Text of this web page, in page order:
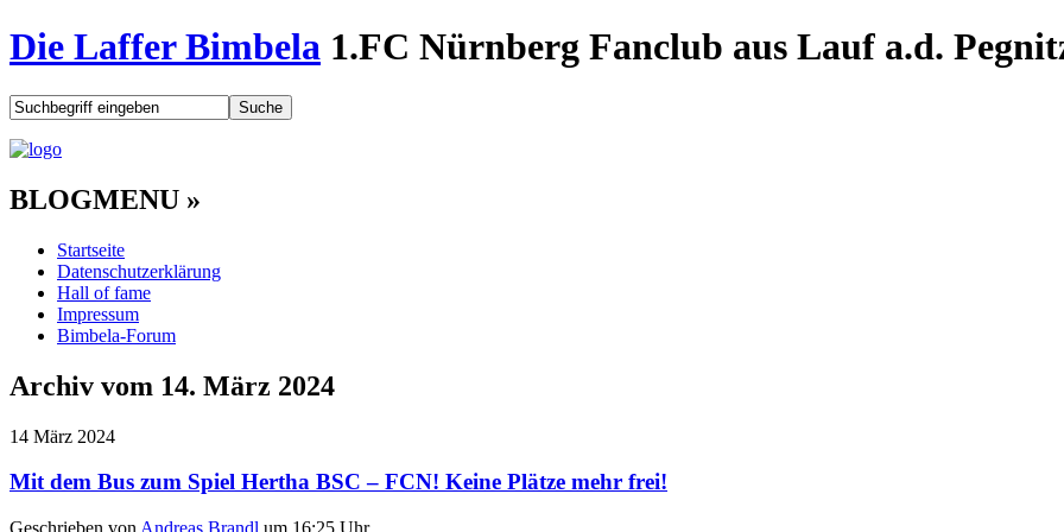
Die Laffer Bimbela 1.FC Nürnberg Fanclub aus Lauf a.d.
BLOGMENU »
Startseite
Datenschutzerklärung
Hall of fame
Impressum
Bimbela-Forum
Archiv vom 14. März 2024
14 März 2024
Mit dem Bus zum Spiel Hertha BSC – FCN! Keine Plätze mehr frei!
Geschrieben von Andreas Brandl um 16:25 Uhr